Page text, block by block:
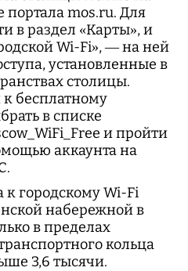
портала mos.ru. Для
в раздел «Карты», и
Wi-Fi», — на ней
установленные в
столицы.
бесплатному
в списке
и пройти
аккаунта на
к городскому Wi-Fi
набережной в
в пределах
кольца
3,6 тысячи.